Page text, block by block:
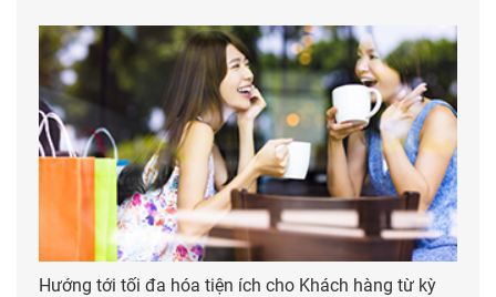
Hướng tới tối đa hóa tiện ích cho Khách hàng từ kỳ